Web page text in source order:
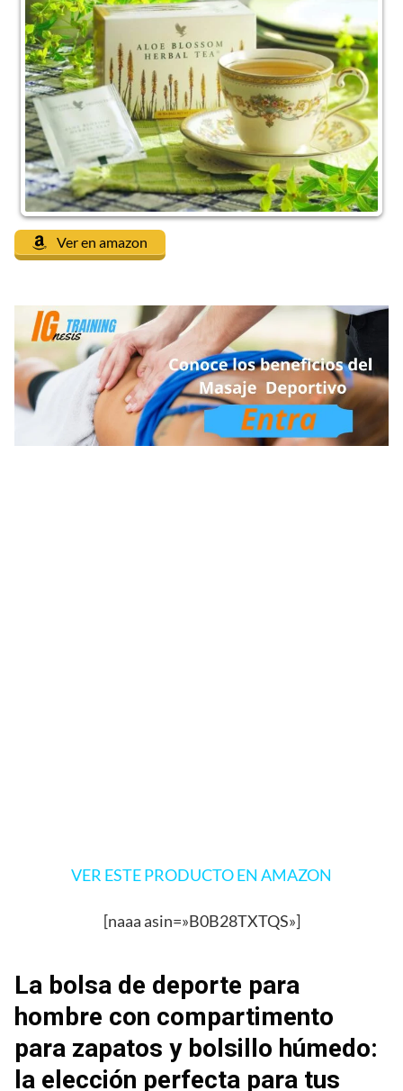
Ver en amazon
VER ESTE PRODUCTO EN AMAZON
[naaa asin=»B0B28TXTQS»]
La bolsa de deporte para
hombre con compartimento
para zapatos y bolsillo húmedo:
la elección perfecta para tus